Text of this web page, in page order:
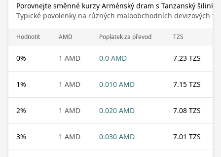
Porovnejte směnné kurzy Arménský dram s Tanzanský šilink
Typické povolenky na různých maloobchodních devizových
Hodnotit AMD Poplatek za převod TZS
0% 1 AMD 0.0 AMD 7.23 TZS
1% 1 AMD 0.010 AMD 7.15 TZS
2% 1 AMD 0.020 AMD 7.08 TZS
3% 1 AMD 0.030 AMD 7.01 TZS